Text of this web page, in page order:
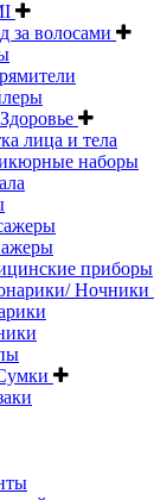
за волосами
лица и тела
наборы
приборы
Ночники